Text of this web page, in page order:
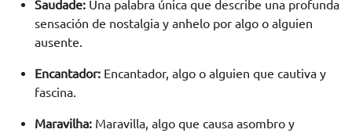
Saudade: Una palabra única que describe una profunda
sensación de nostalgia y anhelo por algo o alguien
ausente.
Encantador: Encantador, algo o alguien que cautiva y
fascina.
Maravilha: Maravilla, algo que causa asombro y